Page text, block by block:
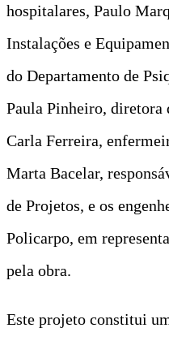
hospitalares, Paulo
Instalações e
do Departamento de
Paula Pinheiro, diretora
Carla Ferreira,
Marta Bacelar,
de Projetos, e os
Policarpo, em
pela obra.
Este projeto constitui